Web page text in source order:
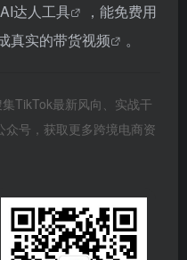
AI达人工具
，能免费用
真实的带货视频 。
TikTok最新风向、实战干
号，获取更多跨境电商资